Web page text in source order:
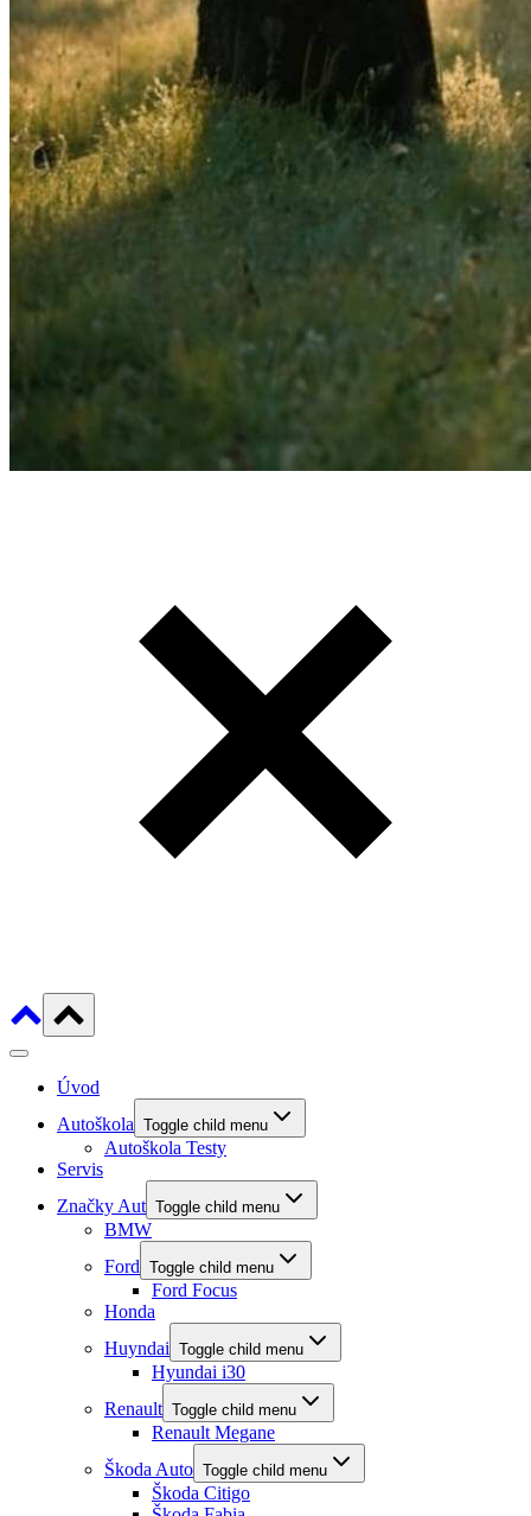
Úvod
Autoškola Toggle child menu
Autoškola Testy
Servis
Značky Aut Toggle child menu
BMW
Ford Toggle child menu
Ford Focus
Honda
Huyndai Toggle child menu
Hyundai i30
Renault Toggle child menu
Renault Megane
Škoda Auto Toggle child menu
Škoda Citigo